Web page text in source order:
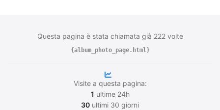
Questa pagina è stata chiamata già 222 volte
{album_photo_page.html}
Visite a questa pagina:
1 ultime 24h
30 ultimi 30 giorni